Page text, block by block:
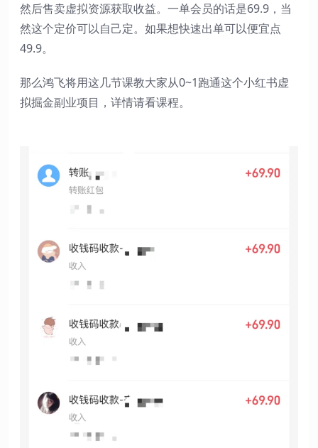
然后售卖虚拟资源获取收益。一单会员的话是69.9，当
然这个定价可以自己定。如果想快速出单可以便宜点
49.9。
那么鸿飞将用这几节课教大家从0~1跑通这个小红书虚
拟掘金副业项目，详情请看课程。